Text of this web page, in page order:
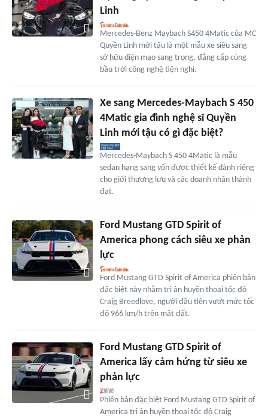
Linh
Mercedes-Benz Maybach S450 4Matic của MC
Quyền Linh mới tậu là một mẫu xe siêu sang
sở hữu diện mạo sang trọng, đẳng cấp cùng
bầu trời công nghệ tiện nghi.
Xe sang Mercedes-Maybach S 450
4Matic gia đình nghệ sĩ Quyền
Linh mới tậu có gì đặc biệt?
Mercedes-Maybach S 450 4Matic là mẫu
sedan hạng sang vốn được thiết kế dành riêng
cho giới thượng lưu và các doanh nhân thành
đạt.
Ford Mustang GTD Spirit of
America phong cách siêu xe phản
lực
Ford Mustang GTD Spirit of America phiên bản
đặc biệt này nhằm tri ân huyền thoại tốc độ
Craig Breedlove, người đầu tiên vượt mức tốc
độ 966 km/h trên mặt đất.
Ford Mustang GTD Spirit of
America lấy cảm hứng từ siêu xe
phản lực
Phiên bản đặc biệt Ford Mustang GTD Spirit of
America tri ân huyền thoại tốc độ Craig